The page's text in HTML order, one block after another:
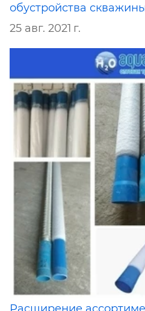
обустройства
25 авг. 2021 г.